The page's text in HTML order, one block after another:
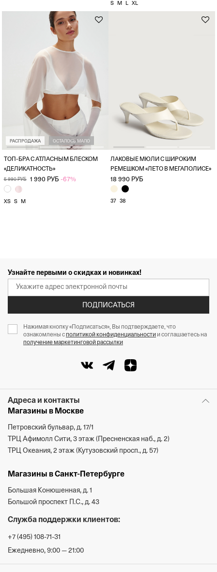
S M L XL
РАСПРОДАЖА ОСТАЛОСЬ МАЛО
ТОП-БРА С АТЛАСНЫМ БЛЕСКОМ
«ДЕЛИКАТНОСТЬ»
5 990 РУБ 1 990 РУБ -67%
XS S M
ЛАКОВЫЕ МЮЛИ С ШИРОКИМ
РЕМЕШКОМ «ЛЕТО В МЕГАПОЛИСЕ»
18 990 РУБ
37 38
Узнайте первыми о скидках и новинках!
ПОДПИСАТЬСЯ
Нажимая кнопку «Подписаться», Вы подтверждаете, что
ознакомлены с политикой конфиденциальности и соглашаетесь на
получение маркетинговой рассылки
Адреса и контакты
Магазины в Москве
Петровский бульвар, д. 17/1
ТРЦ Афимолл Сити, 3 этаж (Пресненская наб., д. 2)
ТРЦ Океания, 2 этаж (Кутузовский просп., д. 57)
Магазины в Санкт-Петербурге
Большая Конюшенная, д. 1
Большой проспект П.С., д. 43
Служба поддержки клиентов:
+7 (495) 108-71-31
Ежедневно, 9:00 — 21:00